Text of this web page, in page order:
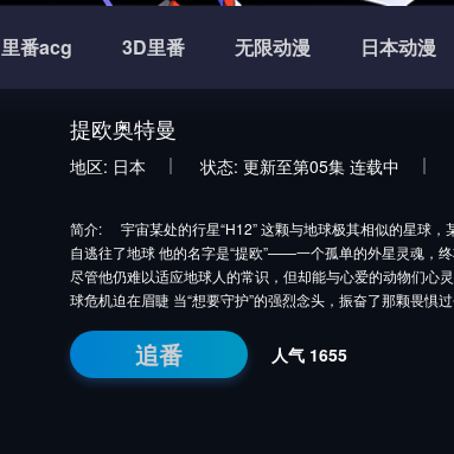
里番acg 3D里番 无限动漫 日本动漫
提欧奥特曼
地区: 日本 状态: 更新至第05集 连载中
简介:
宇宙某处的行星“H12” 这颗与地球极其相似的星球
自逃往了地球 他的名字是“提欧”——一个孤单的外星灵魂，
尽管他仍难以适应地球人的常识，但却能与心爱的动物们心
球危机迫在眉睫 当“想要守护”的强烈念头，振奋了那颗畏
追番 人气 1655